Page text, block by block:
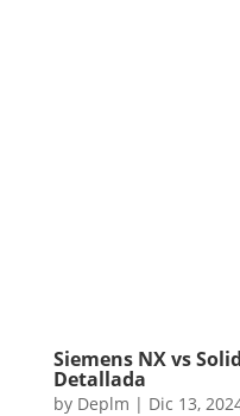
Siemens NX vs
Detallada
by Deplm | Dic 13,